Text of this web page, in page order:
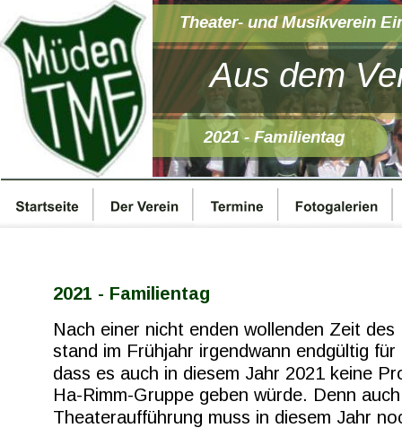
Aus dem
2021 - Familientag
Nach einer nicht enden wollenden Zeit
stand im Frühjahr irgendwann endgültig
dass es auch in diesem Jahr 2021 keine
Ha-Rimm-Gruppe geben würde. Denn
Theateraufführung muss in diesem Jahr
2021 - Familientag
Theater- und Musikverein